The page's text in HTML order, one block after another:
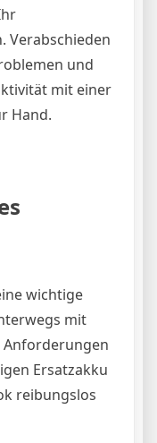
Verabschieden
und
mit einer
Hand.
wichtige
mit
Anforderungen
Ersatzakku
reibungslos